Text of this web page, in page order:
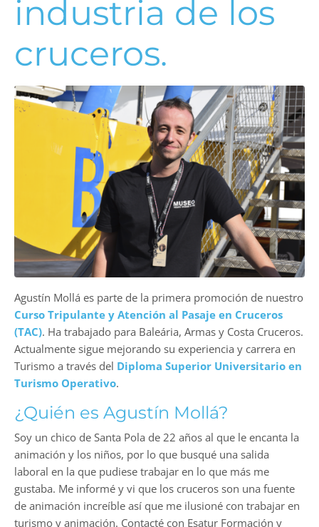
industria de los
cruceros.
Agustín Mollá es parte de la primera promoción de nuestro
Curso Tripulante y Atención al Pasaje en Cruceros
(TAC). Ha trabajado para Baleária, Armas y Costa Cruceros.
Actualmente sigue mejorando su experiencia y carrera en
Turismo a través del Diploma Superior Universitario en
Turismo Operativo.
¿Quién es Agustín Mollá?
Soy un chico de Santa Pola de 22 años al que le encanta la
animación y los niños, por lo que busqué una salida
laboral en la que pudiese trabajar en lo que más me
gustaba. Me informé y vi que los cruceros son una fuente
de animación increíble así que me ilusioné con trabajar en
turismo y animación. Contacté con Esatur Formación y